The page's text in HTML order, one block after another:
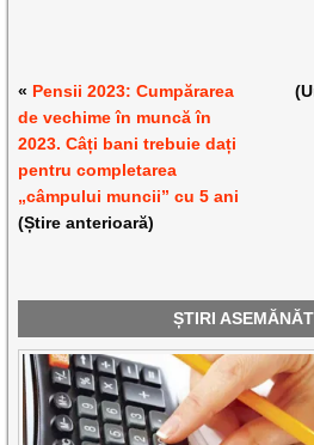
« Pensii 2023: Cumpărarea
de vechime în muncă în
2023. Câți bani trebuie dați
pentru completarea
„câmpului muncii” cu 5 ani
(Știre anterioară)
ȘTIRI